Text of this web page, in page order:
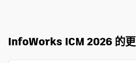
InfoWorks ICM 2026 的